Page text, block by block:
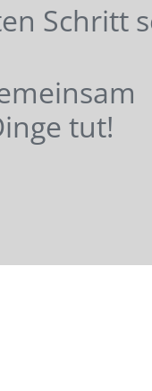
Schritt
tut!